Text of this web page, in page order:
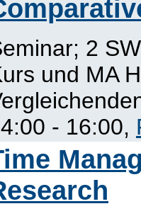
2
und MA
- 16:00,